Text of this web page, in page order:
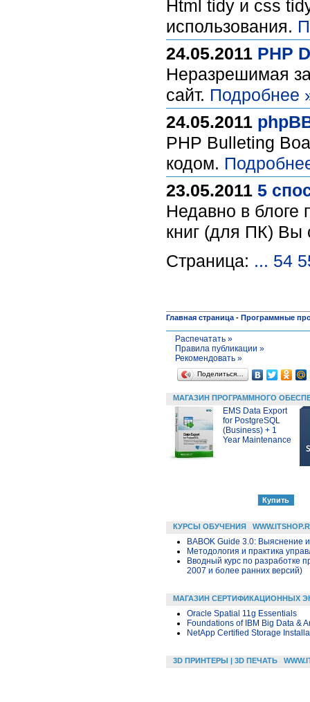
Html tidy и css
использования.
24.05.2011 PHP
Неразрешимая
сайт. Подробнее
24.05.2011
PHP Bulleting
кодом.
23.05.2011 5
Недавно в блоге
книг (для ПК) Вы
Страница: ... 54
Главная страница - Программные
Распечатать »
Правила публикации »
Рекомендовать »
Поделиться…
МАГАЗИН ПРОГРАММНОГО
EMS Data Export
for PostgreSQL
(Business) + 1
Year Maintenance
КУРСЫ ОБУЧЕНИЯ
BABOK Guide 3.0: Выяснение
Методология и практика
Вводный курс по разработке
2007 и более ранних версий)
МАГАЗИН СЕРТИФИКАЦИОННЫХ
Oracle Spatial 11g Essentials
Foundations of IBM Big Data &
NetApp Certified Storage
3D ПРИНТЕРЫ | 3D ПЕЧАТЬ